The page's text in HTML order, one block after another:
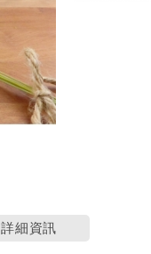
詳細資訊